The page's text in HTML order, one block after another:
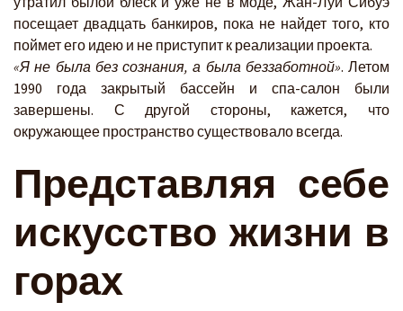
посещает двадцать банкиров, пока не найдет того, кто
поймет его идею и не приступит к реализации проекта.
«Я не была без сознания, а была беззаботной». Летом
1990 года закрытый бассейн и спа-салон были
завершены. С другой стороны, кажется, что
окружающее пространство существовало всегда.
Представляя себе
искусство жизни в
горах